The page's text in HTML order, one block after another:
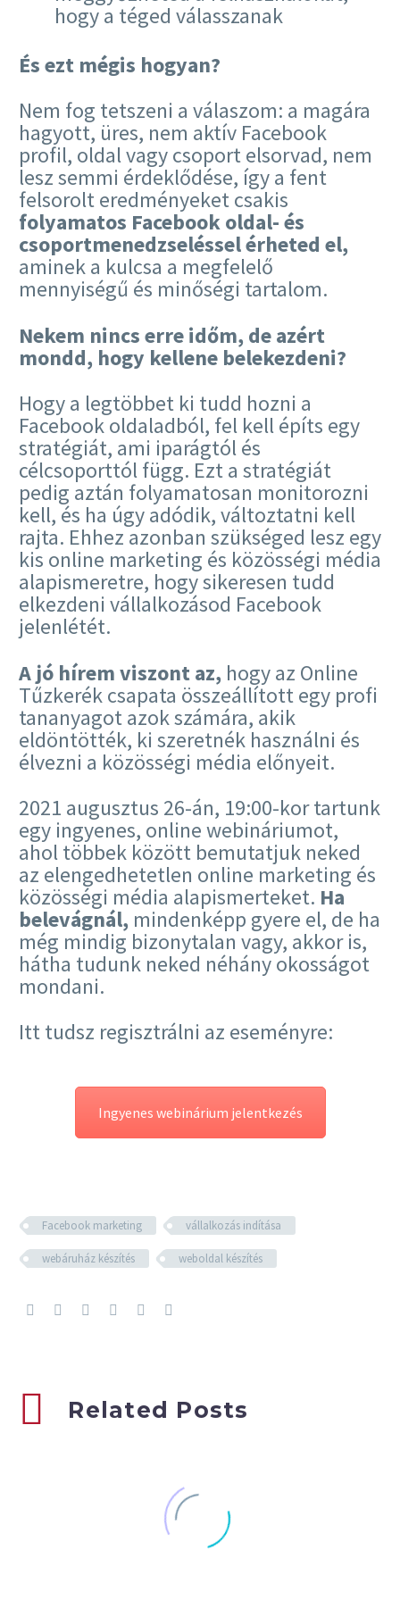
hogy a téged válasszanak
És ezt mégis hogyan?
Nem fog tetszeni a válaszom: a magára
hagyott, üres, nem aktív Facebook
profil, oldal vagy csoport elsorvad, nem
lesz semmi érdeklődése, így a fent
felsorolt eredményeket csakis
folyamatos Facebook oldal- és
csoportmenedzseléssel érheted el,
aminek a kulcsa a megfelelő
mennyiségű és minőségi tartalom.
Nekem nincs erre időm, de azért
mondd, hogy kellene belekezdeni?
Hogy a legtöbbet ki tudd hozni a
Facebook oldaladból, fel kell építs egy
stratégiát, ami iparágtól és
célcsoporttól függ. Ezt a stratégiát
pedig aztán folyamatosan monitorozni
kell, és ha úgy adódik, változtatni kell
rajta. Ehhez azonban szükséged lesz egy
kis online marketing és közösségi média
alapismeretre, hogy sikeresen tudd
elkezdeni vállalkozásod Facebook
jelenlétét.
A jó hírem viszont az, hogy az Online
Tűzkerék csapata összeállított egy profi
tananyagot azok számára, akik
eldöntötték, ki szeretnék használni és
élvezni a közösségi média előnyeit.
2021 augusztus 26-án, 19:00-kor tartunk
egy ingyenes, online webináriumot,
ahol többek között bemutatjuk neked
az elengedhetetlen online marketing és
közösségi média alapismerteket. Ha
belevágnál, mindenképp gyere el, de ha
még mindig bizonytalan vagy, akkor is,
hátha tudunk neked néhány okosságot
mondani.
Itt tudsz regisztrálni az eseményre:
Ingyenes webinárium jelentkezés
Facebook marketing vállalkozás indítása
webáruház készítés weboldal készítés
Related Posts